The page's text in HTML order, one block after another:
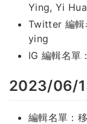
Ying, Yi
Twitter 編
ying
IG 編輯名
2023/06/
編輯名單：